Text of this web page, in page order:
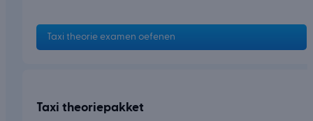
Taxi theorie examen oefenen
Taxi theoriepakket